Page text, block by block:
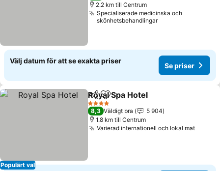
2.2 km till Centrum
Specialiserade medicinska och
skönhetsbehandlingar
Välj datum för att se exakta priser
Se priser
Populärt val
Dela Lägg till i Mina Favoriter
Royal Spa Hotel
4 Stjärnor
8,3 Väldigt bra
5 904
1.8 km till Centrum
Varierad internationell och lokal matSe